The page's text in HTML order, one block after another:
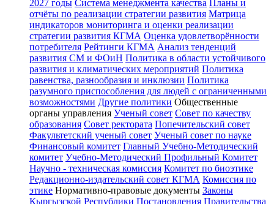
2027 годы Система менеджмента качества Планы и
отчёты по реализации стратегии развития Матрица
индикаторов мониторинга и оценки реализации
стратегии развития КГМА Оценка удовлетворённости
потребителя Рейтинги КГМА Анализ тенденций
развития СМ и ФОиН Политика в области устойчивого
развития и климатических мероприятий Политика
равенства, разнообразия и инклюзии Политика
разумного приспособления для людей с ограниченными
возможностями Другие политики Общественные
органы управления Ученый совет Совет по качеству
образования Совет ректората Попечительский совет
Факультетский ученый совет Ученый совет по науке
Финансовый комитет Главный Учебно-Методический
комитет Учебно-Методический Профильный Комитет
Научно - техническая комиссия Комитет по биоэтике
Редакционно-издательский совет КГМА Комиссия по
этике Нормативно-правовые документы Законы
Кыргызской Республики Постановления Правительства